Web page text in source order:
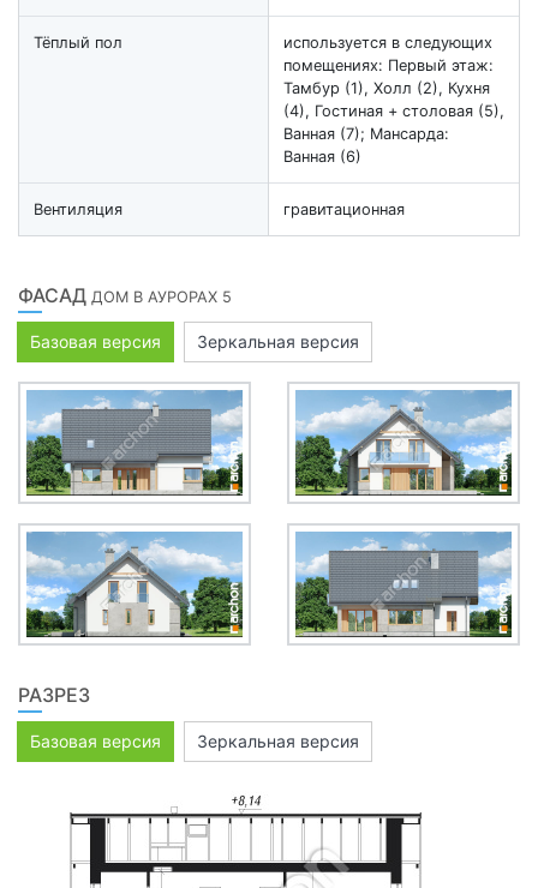
Тёплый пол
используется в следующих
помещениях: Первый этаж:
Тамбур (1), Холл (2), Кухня
(4), Гостиная + столовая (5),
Ванная (7); Мансарда:
Ванная (6)
Вентиляция гравитационная
ФАСАД ДОМ В АУРОРАХ 5
Базовая версия Зеркальная версия
РАЗРЕЗ
Базовая версия Зеркальная версия